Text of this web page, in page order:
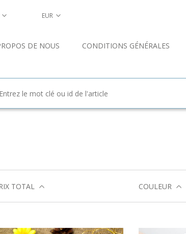
TOTAL COULEUR
EUR
DE NOUS CONDITIONS GÉNÉRALES